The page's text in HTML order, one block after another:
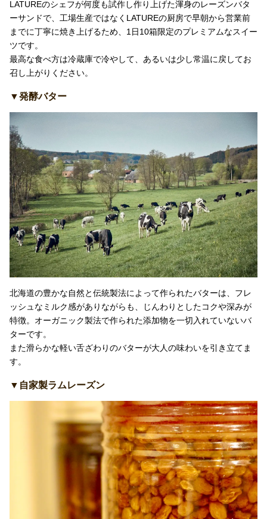
LATUREのシェフが何度も試作し作り上げた渾身のレーズンバタ
ーサンドで、工場生産ではなくLATUREの厨房で早朝から営業前
までに丁寧に焼き上げるため、1日10箱限定のプレミアムなスイー
ツです。
最高な食べ方は冷蔵庫で冷やして、あるいは少し常温に戻してお
召し上がりください。
▼発酵バター
北海道の豊かな自然と伝統製法によって作られたバターは、フレ
ッシュなミルク感がありながらも、じんわりとしたコクや深みが
特徴。オーガニック製法で作られた添加物を一切入れていないバ
ターです。
また滑らかな軽い舌ざわりのバターが大人の味わいを引き立てま
す。
▼自家製ラムレーズン